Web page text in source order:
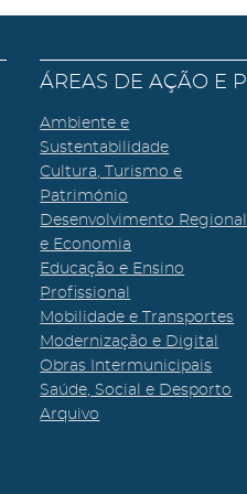
ÁREAS DE AÇÃO E
Ambiente e
Sustentabilidade
Cultura, Turismo e
Património
Desenvolvimento Regional
e Economia
Educação e Ensino
Profissional
Mobilidade e Transportes
Modernização e Digital
Obras Intermunicipais
Saúde, Social e Desporto
Arquivo